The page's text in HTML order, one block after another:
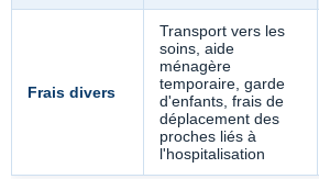
Frais divers
Transport vers les
soins, aide
ménagère
temporaire, garde
d'enfants, frais de
déplacement des
proches liés à
l'hospitalisation